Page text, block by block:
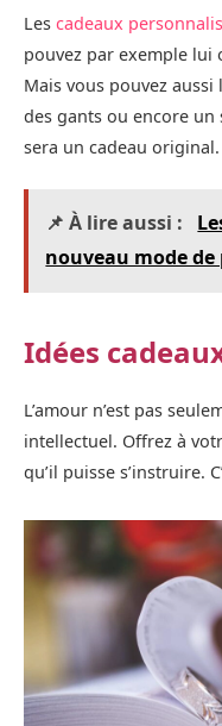
Les cadeaux
pouvez par exemple lui
Mais vous pouvez
des gants ou encore un
sera un cadeau original.
📌 À lire aussi :
nouveau mode
Idées
L’amour n’est pas
intellectuel. Offrez à
qu’il puisse s’instruire.